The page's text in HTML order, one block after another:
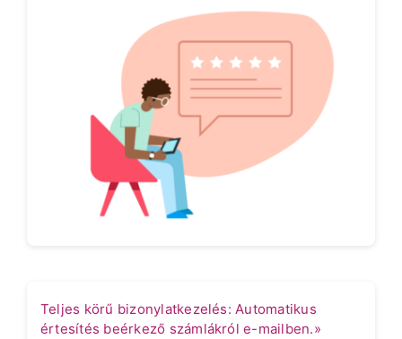
Teljes körű bizonylatkezelés: Automatikus
értesítés beérkező számlákról e-mailben.»